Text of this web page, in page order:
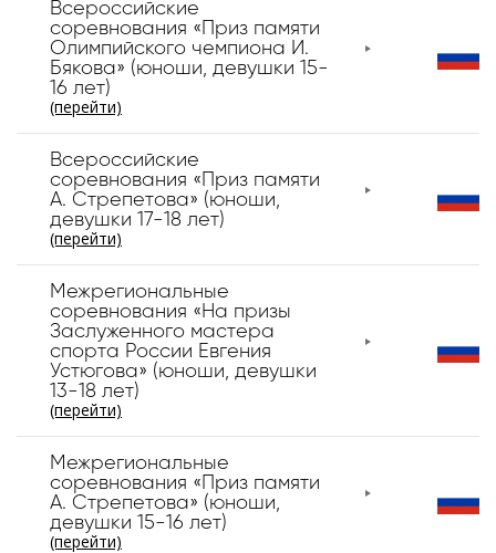
Всероссийские
соревнования «Приз памяти
Олимпийского чемпиона И.
Бякова» (юноши, девушки 15-
16 лет)
(перейти)
Всероссийские
соревнования «Приз памяти
А. Стрепетова» (юноши,
девушки 17-18 лет)
(перейти)
Межрегиональные
соревнования «На призы
Заслуженного мастера
спорта России Евгения
Устюгова» (юноши, девушки
13-18 лет)
(перейти)
Межрегиональные
соревнования «Приз памяти
А. Стрепетова» (юноши,
девушки 15-16 лет)
(перейти)